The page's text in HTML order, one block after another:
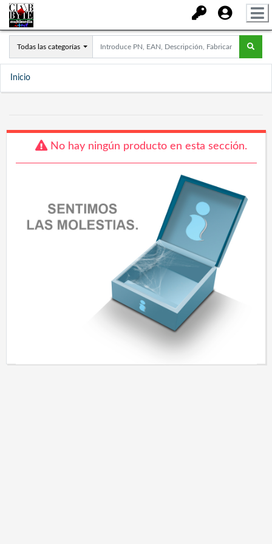
Todas las categorías
Inicio
No hay ningún producto en esta sección.